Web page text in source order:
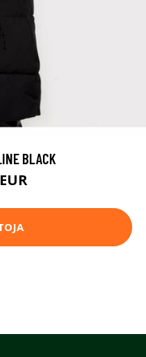
BLACK